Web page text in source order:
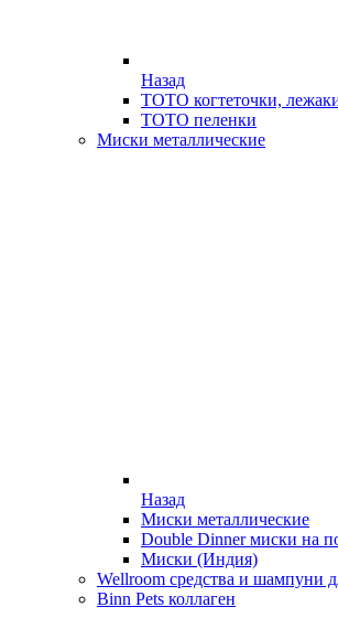
Назад
ТОТО когтеточки,
ТОТО пеленки
Миски металлические
Назад
Миски металлические
Double Dinner миски на
Миски (Индия)
Wellroom средства и шампуни
Binn Pets коллаген